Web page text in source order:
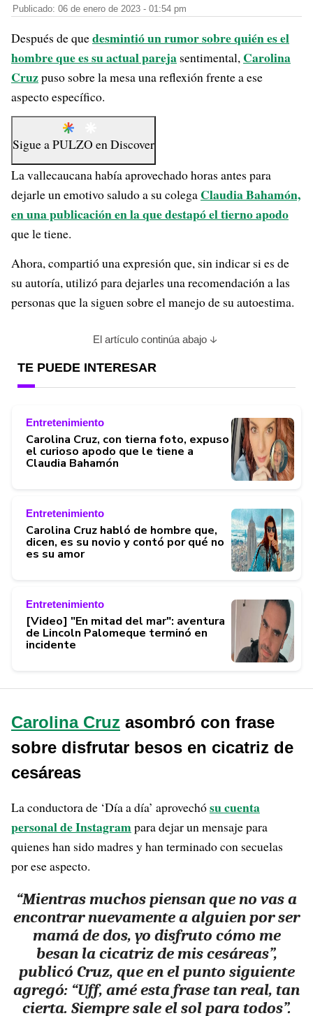
Publicado: 06 de enero de 2023 - 01:54 pm
Después de quedesmintió un rumor sobre quién es el
hombre que es su actual pareja sentimental, Carolina
Cruzpuso sobre la mesa una reflexión frente a ese
aspecto específico.
Sigue aPULZO enDiscover
La vallecaucana había aprovechado horas antes para
dejarle un emotivo saludo a su colega Claudia Bahamón,
en una publicación en la que destapó el tierno apodo
que le tiene.
Ahora, compartió una expresión que, sin indicar si es de
su autoría, utilizó para dejarles una recomendación a las
personas que la siguen sobre el manejo de su autoestima.
El artículo continúa abajo
TE PUEDE INTERESAR
Entretenimiento
Carolina Cruz, con tierna foto, expuso
el curioso apodo que le tiene a
Claudia Bahamón
Entretenimiento
Carolina Cruz habló de hombre que,
dicen, es su novio y contó por qué no
es su amor
Entretenimiento
[Video] "En mitad del mar": aventura
de Lincoln Palomeque terminó en
incidente
Carolina Cruz asombró con frase
sobre disfrutar besos en cicatriz de
cesáreas
La conductora de ‘Día a día’ aprovechósu cuenta
personal de Instagrampara dejar un mensaje para
quienes han sido madres y han terminado con secuelas
por ese aspecto.
“Mientras muchos piensan que no vas a
encontrar nuevamente a alguien por ser
mamá de dos, yo disfruto cómo me
besan la cicatriz de mis cesáreas”,
publicó Cruz, que en el punto siguiente
agregó: “Uff, amé esta frase tan real, tan
cierta. Siempre sale el sol para todos”.